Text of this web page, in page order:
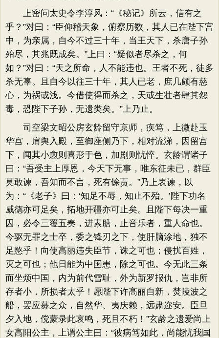
上密问太史令李淳风：“《秘记》所云，信有之
乎？”对曰：“臣仰稽天象，俯察历数，其人已在陛下宫
中，为亲属，自今不过三十年，当王天下，杀唐子孙
殆尽，其兆既成矣。”上曰：“疑似者尽杀之，何
如？”对曰：“天之所命，人不能违也。王者不死，徒多
杀无辜。且自今以往三十年，其人已老，庶几颇有慈
心，为祸或浅。今借使得而杀之，天或生壮者肆其怨
毒，恐陛下子孙，无遗类矣。”上乃止。
司空梁文昭公房玄龄留守京师，疾笃，上微赴玉
华宫，肩舆入殿，至御座侧乃下，相对流涕，因留宫
下，闻其小愈则喜形于色，加剧则忧悴。玄龄谓诸子
曰：“吾受主上厚恩，今天下无事，唯东征未已，群臣
莫敢谏，吾知而不言，死有馀责。”乃上表谏，以
为：“《老子》曰：‘知足不辱，知止不殆。’陛下功名
威德亦可足矣，拓地开疆亦可止矣。且陛下每决一重
囚，必令三覆五奏，进素膳，止音乐者，重人命也。
今驱无罪之士卒，委之锋刃之下，使肝脑涂地，独不
足愍乎！向使高丽违失臣节，诛之可也；侵扰百姓，
灭之可也；他日能为中国患，除之可也。今无此三条
而坐烦中国，内为前代雪耻，外为新罗报仇，岂非所
存者小，所损者太乎！愿陛下许高丽自新，焚陵波之
船，罢应募之众，自然华、夷庆赖，远肃迩安。臣旦
夕入地，傥蒙录此哀鸣，死且不朽！”玄龄之遗爱尚上
女高阳公主，上谓公主曰：“彼病笃如此，尚能忧我国